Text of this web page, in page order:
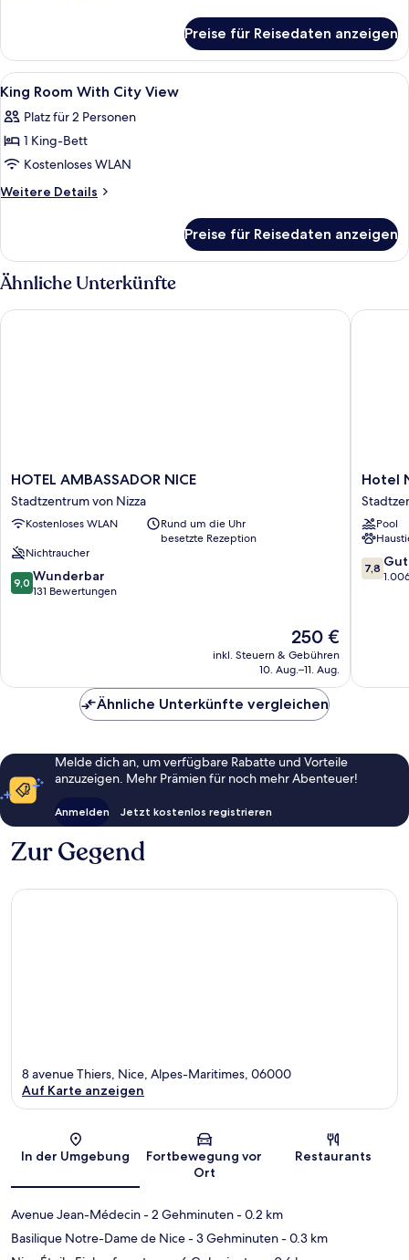
anzeigen
Room
With
City
View
Preise für Reisedaten anzeigen
Alle
Fotos
für
King
Room
With
anzeigen
Minibar, Zimmersafe, Schreibtisch,
3
King Room With City View
Platz für 2 Personen
1 King-Bett
Kostenloses WLAN
Weitere Details
Weitere
Room
With
City
Preise für Reisedaten anzeigen
Ähnliche Unterkünfte
HOTEL
AMBASSADOR
NICE
Stadtzentrum
von
Nizza
HOTEL AMBASSADOR NICE
Stadtzentrum von Nizza
Kostenloses WLAN
Rund um die Uhr
besetzte Rezeption
Nichtraucher
9.0
von
9,0 Wunderbar
131 Bewertungen
Der
Preis
beträgt
250 €
inkl. Steuern & Gebühren
10. Aug.–11. Aug.
HOTEL AMBASSADOR NICE
Hotel
Nice
Riviera
von
Nizza
Hotel
Pool
7.8
von
7,8 Gut
Hotel
Ähnliche Unterkünfte vergleichen
Melde dich an, um verfügbare Rabatte und Vorteile
anzuzeigen. Mehr Prämien für noch mehr Abenteuer!
Anmelden Jetzt kostenlos registrieren
Zur Gegend
Karte
8 avenue Thiers, Nice, Alpes-Maritimes, 06000
Auf Karte anzeigen
In der Umgebung
Fortbewegung vor
Ort
Restaurants
Avenue Jean-Médecin- 2 Gehminuten- 0.2 km
Basilique Notre-Dame de Nice- 3 Gehminuten- 0.3 km